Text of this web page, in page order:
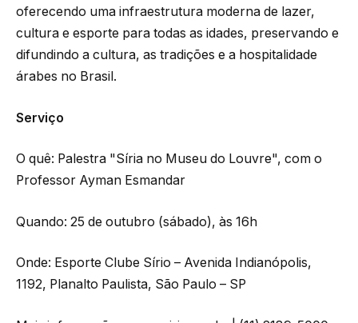
oferecendo uma infraestrutura moderna de lazer,
cultura e esporte para todas as idades, preservando e
difundindo a cultura, as tradições e a hospitalidade
árabes no Brasil.
Serviço
O quê: Palestra "Síria no Museu do Louvre", com o
Professor Ayman Esmandar
Quando: 25 de outubro (sábado), às 16h
Onde: Esporte Clube Sírio – Avenida Indianópolis,
1192, Planalto Paulista, São Paulo – SP